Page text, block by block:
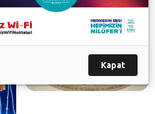
Kapat